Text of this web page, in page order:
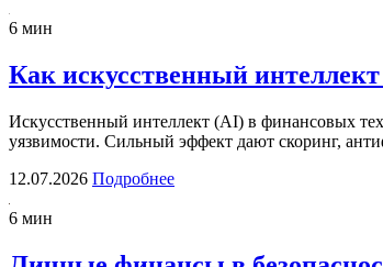
6 мин
Как искусственный
Искусственный интеллект (AI) в финансовых
уязвимости. Сильный эффект дают скоринг,
12.07.2026 Подробнее
6 мин